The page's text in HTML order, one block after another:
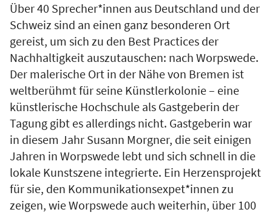
Über 40 Sprecher*innen aus Deutschland und der
Schweiz sind an einen ganz besonderen Ort
gereist, um sich zu den Best Practices der
Nachhaltigkeit auszutauschen: nach Worpswede.
Der malerische Ort in der Nähe von Bremen ist
weltberühmt für seine Künstlerkolonie – eine
künstlerische Hochschule als Gastgeberin der
Tagung gibt es allerdings nicht. Gastgeberin war
in diesem Jahr Susann Morgner, die seit einigen
Jahren in Worpswede lebt und sich schnell in die
lokale Kunstszene integrierte. Ein Herzensprojekt
für sie, den Kommunikationsexpet*innen zu
zeigen, wie Worpswede auch weiterhin, über 100